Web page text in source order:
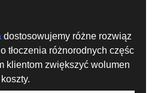
dostosowujemy różne rozwiąz
tłoczenia różnorodnych częśc
klientom zwiększyć wolumen